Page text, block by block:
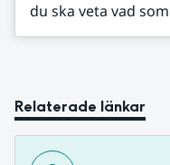
du ska veta vad
Relaterade länkar